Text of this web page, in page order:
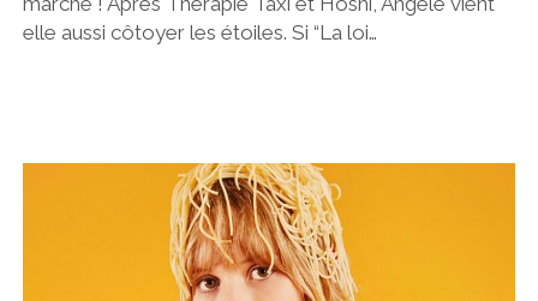
elle aussi côtoyer les étoiles. Si “La loi…